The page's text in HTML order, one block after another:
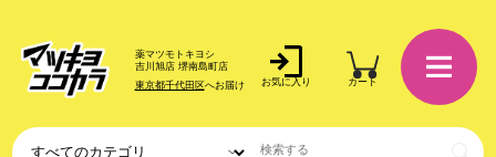
薬マツモトキヨシ
吉川旭店 堺南島町店
東京都千代田区へお届け お気に入り カート